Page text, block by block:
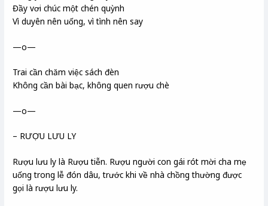
Đầy vơi chúc một chén quỳnh
Vì duyên nên uống, vì tình nên say
—o—
Trai cần chăm việc sách đèn
Không cần bài bạc, không quen rượu chè
—o—
– RƯỢU LƯU LY
Rượu lưu ly là Rượu tiễn. Rượu người con gái rót mời cha mẹ
uống trong lễ đón dâu, trước khi về nhà chồng thường được
gọi là rượu lưu ly.